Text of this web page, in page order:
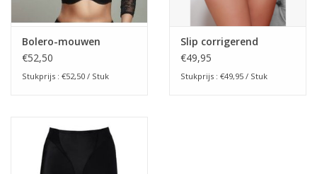
Bolero-mouwen
€52,50
Stukprijs : €52,50 / Stuk
Slip corrigerend
€49,95
Stukprijs : €49,95 / Stuk